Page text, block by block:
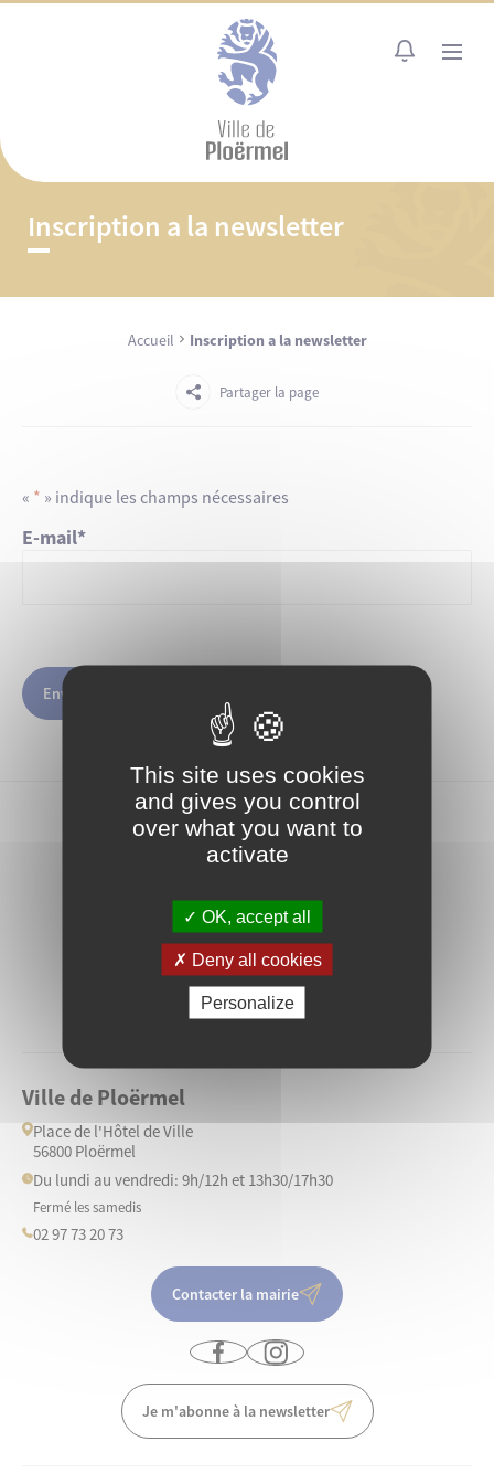
Inscription a la newsletter
Accueil Inscription a la newsletter
Partager la page
« * » indique les champs nécessaires
E-mail*
Envoyer
Ville de Ploërmel
Place de l'Hôtel de Ville
56800 Ploërmel
Du lundi au vendredi: 9h/12h et 13h30/17h30
Fermé les samedis
02 97 73 20 73
Contacter la mairie
Je m'abonne à la newsletter
This site uses cookies
and gives you control
over what you want to
activate
OK, accept all
Deny all cookies
Personalize